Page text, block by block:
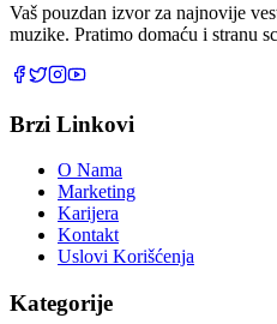
Vaš pouzdan izvor za najnovije
muzike. Pratimo domaću i stranu
Brzi Linkovi
O Nama
Marketing
Karijera
Kontakt
Uslovi Korišćenja
Kategorije